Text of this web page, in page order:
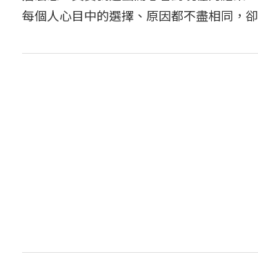
每個人心目中的選擇、原因都不盡相同，